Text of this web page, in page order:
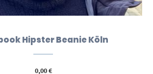
Hipster Beanie Köln
0,00€